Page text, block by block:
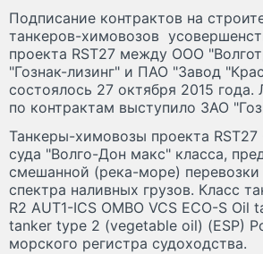
Подписание контрактов на
танкеров-химовозов
проекта RST27 между ООО
"Гознак-лизинг" и ПАО "Завод
состоялось 27 октября 2015 года.
по контрактам выступило ЗАО
Танкеры-химовозы проекта
суда "Волго-Дон макс" класса,
смешанной (река-море)
спектра наливных грузов. Класс
R2 AUT1-ICS OMBO VCS ECO-S Oil
tanker type 2 (vegetable oil) (ESP)
морского регистра судоходства.